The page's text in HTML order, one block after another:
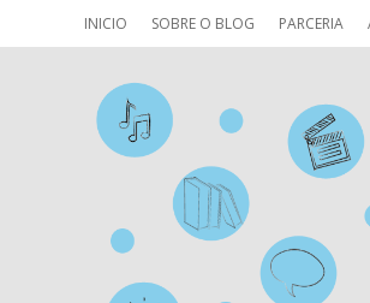
INICIO SOBRE O BLOG PARCERIA